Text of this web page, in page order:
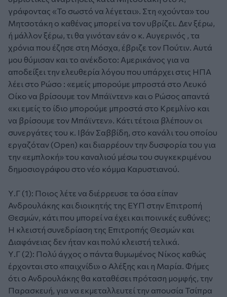
γράφοντας «Το σωστό να λέγεται». Στη «χούντα» του
Μητσοτάκη ο καθένας μπορεί να τον υβρίζει. Δεν ξέρω,
ή μάλλον ξέρω, τι θα γινόταν εάν ο κ. Αυγερινός , τα
χρόνια που έζησε στη Μόσχα, έβριζε τον Πούτιν. Αυτά
μου θύμισαν και το ανέκδοτο: Αμερικάνος για να
αποδείξει την ελευθερία λόγου που υπάρχει στις ΗΠΑ
λέει στο Ρώσο : «εμείς μπορούμε μπροστά στο Λευκό
Οίκο να βρίσουμε τον Μπάϊντεν» και ο Ρώσος απαντά
«κι εμείς το ίδιο μπορούμε μπροστά στο Κρεμλίνο και
να βρίσουμε τον Μπάϊντεν». Κάτι τέτοια βλέπουν οι
συνεργάτες του κ. Ιβάν Σαββίδη, στο κανάλι του οποίου
εργαζόταν (Open) και διαρρέουν την δυσφορία του για
την «εμπλοκή» του καναλιού μέσω του συγκεκριμένου
δημοσιογράφου στο νέο κόμμα Καρυστιανού.
Υ.Γ (1): Ποιος λέτε να διέρρευσε τα όσα είπαν
Ανδρουλάκης και διοικητής της ΕΥΠ στην Επιτροπή
Θεσμών, κάτι που μπορεί να έχει και ποινικές ευθύνες;
Η κλειστή συνεδρίαση της Επιτροπής Θεσμών και
Διαφάνειας δεν ήταν και πολύ κλειστή τελικά.
Υ.Γ (2): Πολύ άγχος ο πάντα θυμωμένος Νίκος καθώς
έρχονται στο «παιχνίδι» ο Αλέξης και η Μαρία. Φήμες
ότι ο Ανδρουλάκης θα καταθέσει πρόταση μομφής, την
Παρασκευή, για να εκμεταλλευτεί την απουσία Τσίπρα